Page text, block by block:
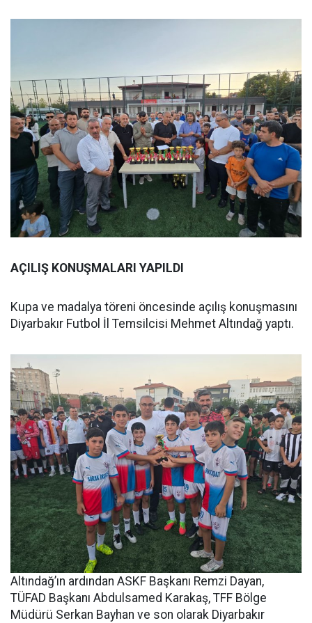
AÇILIŞ KONUŞMALARI YAPILDI
Kupa ve madalya töreni öncesinde açılış konuşmasını
Diyarbakır Futbol İl Temsilcisi Mehmet Altındağ yaptı.
Altındağ’ın ardından ASKF Başkanı Remzi Dayan,
TÜFAD Başkanı Abdulsamed Karakaş, TFF Bölge
Müdürü Serkan Bayhan ve son olarak Diyarbakır